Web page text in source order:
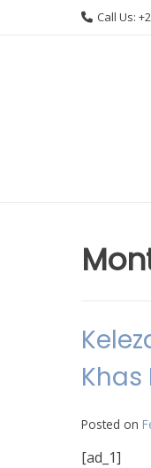
Call Us:
Khas
Posted on
[ad_1]